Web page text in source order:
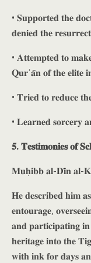
• 𝐒𝐮𝐩𝐩𝐨𝐫𝐭𝐞𝐝 𝐭𝐡𝐞
𝐝𝐞𝐧𝐢𝐞𝐝 𝐭𝐡𝐞
• 𝐀𝐭𝐭𝐞𝐦𝐩𝐭𝐞𝐝 𝐭𝐨
𝐐𝐮𝐫ʾ𝐚̄𝐧 𝐨𝐟 𝐭𝐡𝐞 𝐞𝐥𝐢𝐭𝐞
• 𝐓𝐫𝐢𝐞𝐝 𝐭𝐨 𝐫𝐞𝐝𝐮𝐜𝐞
• 𝐋𝐞𝐚𝐫𝐧𝐞𝐝 𝐬𝐨𝐫𝐜𝐞𝐫𝐲
𝟓. 𝐓𝐞𝐬𝐭𝐢𝐦𝐨𝐧𝐢𝐞𝐬 𝐨𝐟
𝐌𝐮𝐡̣𝐢𝐛𝐛 𝐚𝐥-𝐃𝐢̄𝐧 𝐚𝐥-
𝐇𝐞 𝐝𝐞𝐬𝐜𝐫𝐢𝐛𝐞𝐝 𝐡𝐢𝐦 𝐚𝐬
𝐞𝐧𝐭𝐨𝐮𝐫𝐚𝐠𝐞,
𝐚𝐧𝐝 𝐩𝐚𝐫𝐭𝐢𝐜𝐢𝐩𝐚𝐭𝐢𝐧𝐠
𝐡𝐞𝐫𝐢𝐭𝐚𝐠𝐞 𝐢𝐧𝐭𝐨 𝐭𝐡𝐞
𝐰𝐢𝐭𝐡 𝐢𝐧𝐤 𝐟𝐨𝐫 𝐝𝐚𝐲𝐬